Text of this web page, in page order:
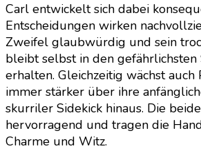
Carl entwickelt sich dabei
Entscheidungen wirken
Zweifel glaubwürdig und sein
bleibt selbst in den gefährlichsten
erhalten. Gleichzeitig wächst auch
immer stärker über ihre
skurriler Sidekick hinaus. Die
hervorragend und tragen die
Charme und Witz.